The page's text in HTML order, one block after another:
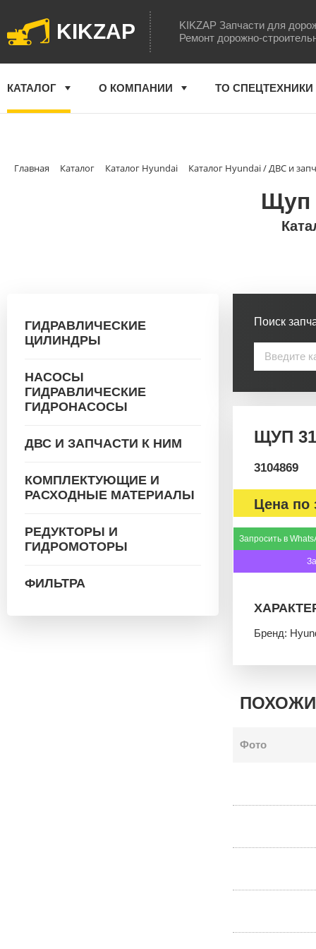
KIKZAP
KIKZAP Запчасти для
Ремонт дорожно-
КАТАЛОГ О КОМПАНИИ ТО СПЕЦТЕХНИКИ
Главная Каталог Каталог Hyundai Каталог Hyundai / ДВС и
Щуп
ГИДРАВЛИЧЕСКИЕ
ЦИЛИНДРЫ
НАСОСЫ
ГИДРАВЛИЧЕСКИЕ
ГИДРОНАСОСЫ
ДВС И ЗАПЧАСТИ К НИМ
КОМПЛЕКТУЮЩИЕ И
РАСХОДНЫЕ МАТЕРИАЛЫ
РЕДУКТОРЫ И
ГИДРОМОТОРЫ
ФИЛЬТРА
Поиск
ЩУП
3104869
Цена по
Запросить в
Бренд:
Фото